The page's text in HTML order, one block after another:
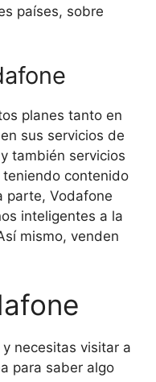
países, sobre
planes tanto en
sus servicios de
también servicios
contenido
parte, Vodafone
inteligentes a la
mismo, venden
necesitas visitar a
para saber algo